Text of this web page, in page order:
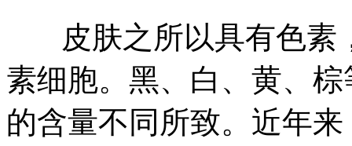
皮肤之所以具有色素
素细胞。黑、白、黄、
的含量不同所致。近年